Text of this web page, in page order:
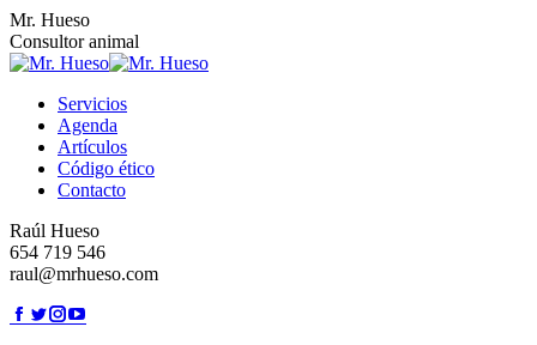
Saltar
al
contenido
Mr. Hueso
Consultor animal
Servicios
Agenda
Artículos
Código ético
Contacto
Raúl Hueso
654 719 546
raul@mrhueso.com
Facebook
TwitterInstagram